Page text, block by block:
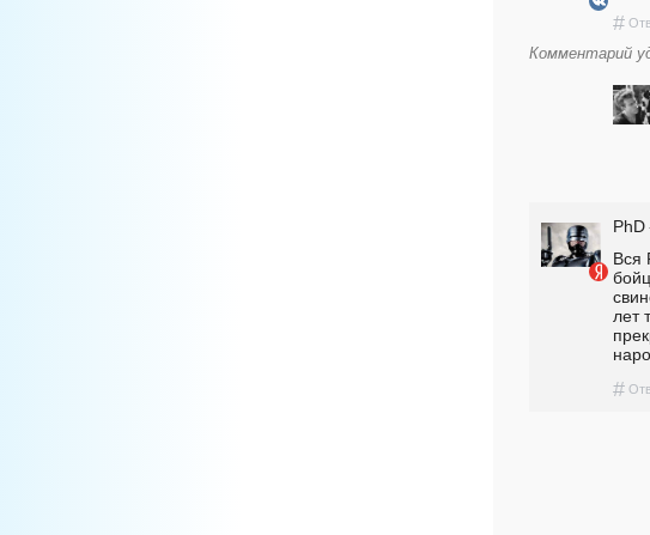
#
Комментарий
PhD
Вся
лет
#